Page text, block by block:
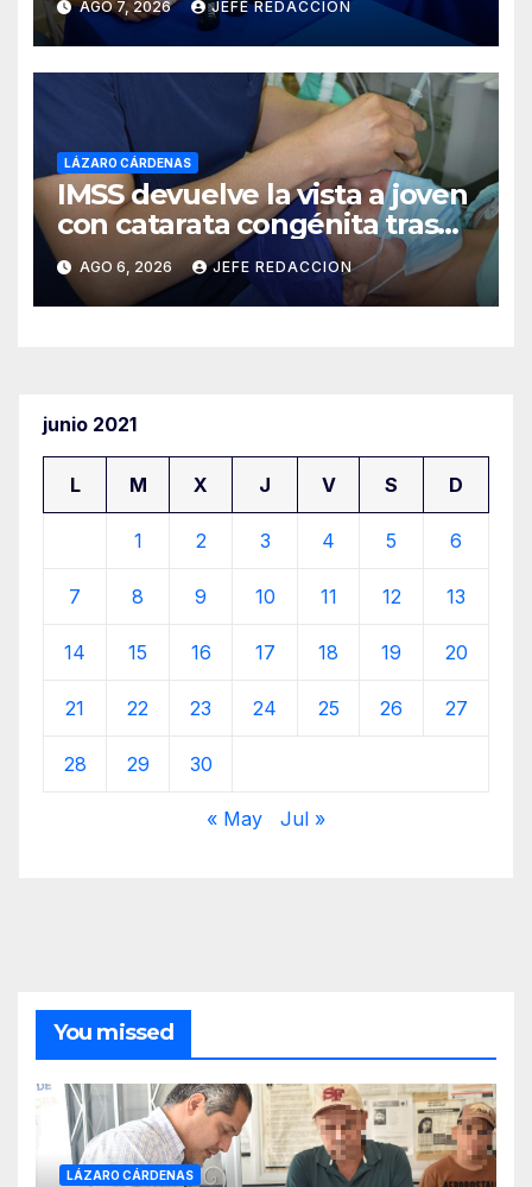
Costa de Michoacán 2026
AGO 7, 2026 JEFE REDACCION
LÁZARO CÁRDENAS
IMSS devuelve la vista a joven
con catarata congénita tras
23 años de limitación visual
AGO 6, 2026 JEFE REDACCION
junio 2021
L M X J V S D
1 2 3 4 5 6
7 8 9 10 11 12 13
14 15 16 17 18 19 20
21 22 23 24 25 26 27
28 29 30
« May Jul »
You missed
LÁZARO CÁRDENAS